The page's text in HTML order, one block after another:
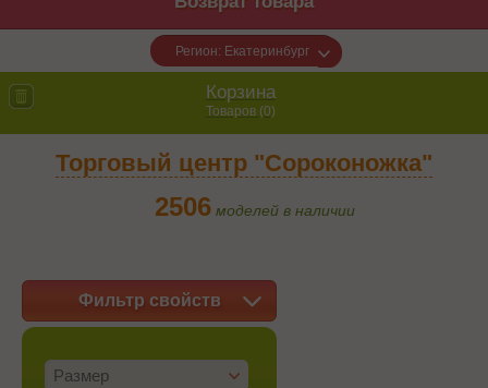
Регион: Екатеринбург
Корзина
Товаров (0)
Торговый центр "Сороконожка"
2506 моделей в наличии
Фильтр свойств
Размер